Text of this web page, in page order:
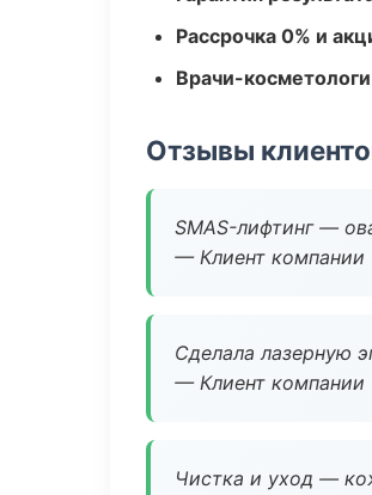
Рассрочка 0% и
Врачи-
Отзывы
SMAS-лифтинг —
— Клиент компании
Сделала лазерную
— Клиент компании
Чистка и уход —